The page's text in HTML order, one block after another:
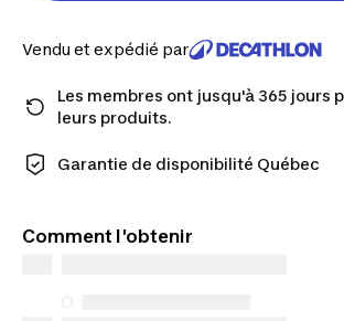
Vendu et expédié par
Les membres ont jusqu'à 365 jours
leurs produits.
plus de temps pour retourner les
Garantie de disponibilité Québec
services de réparation, de pièces de
Comment l'obtenir